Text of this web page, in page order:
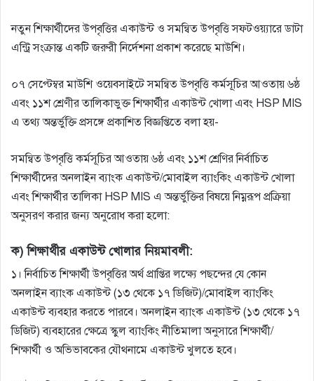
নতুন শিক্ষার্থীদের উপবৃত্তির একাউন্ট ও সমন্বিত উপবৃত্তি সফটওয়্যারে ডাটা
এন্ট্রি সংক্রান্ত একটি জরুরী নির্দেশনা প্রকাশ করেছে মাউশি।
০৭ সেপ্টেম্বর মাউশি ওয়েবসাইটে সমন্বিত উপবৃত্তি কর্মসূচির আওতায় ৬ষ্ঠ
এবং ১১শ শ্রেণীর তালিকাভুক্ত শিক্ষার্থীর একাউন্ট খোলা এবং HSP MIS
এ তথ্য অন্তর্ভুক্তি প্রসঙ্গে প্রকাশিত বিজ্ঞপ্তিতে বলা হয়-
সমন্বিত উপবৃত্তি কর্মসূচির আওতায় ৬ষ্ঠ এবং ১১শ শ্রেণির নির্বাচিত
শিক্ষার্থীদের অনলাইন ব্যাংক একাউন্ট/মােবাইল ব্যাংকিং একাউন্ট খােলা
এবং শিক্ষার্থীর তালিকা HSP MIS এ অন্তর্ভুক্তির বিষয়ে নিম্নরূপ প্রক্রিয়া
অনুসরণ করার জন্য অনুরােধ করা হলাে:
ক) শিক্ষার্থীর একাউন্ট খােলার নিয়মাবলী:
১। নির্বাচিত শিক্ষার্থী উপবৃত্তির অর্থ প্রাপ্তির লক্ষ্যে পছন্দের যে কোন
অনলাইন ব্যাংক একাউন্ট (১৩ থেকে ১৭ ডিজিট)/মােবাইল ব্যাংকিং
একাউন্ট ব্যবহার করতে পারবে। অনলাইন ব্যাংক একাউন্ট (১৩ থেকে ১৭
ডিজিট) ব্যবহারের ক্ষেত্রে স্কুল ব্যাংকিং নীতিমালা অনুসারে শিক্ষার্থী/
শিক্ষার্থী ও অভিভাবকের যৌথনামে একাউন্ট খুলতে হবে।